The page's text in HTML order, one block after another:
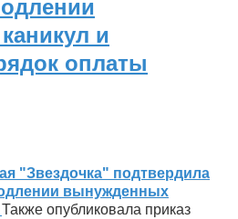
и
оплаты
"Звездочка" подтвердила
вынужденных
Также опубликовала приказ